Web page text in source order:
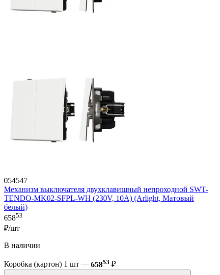
054547
Механизм выключателя двухклавишный непроходной SWT-
TENDO-MK02-SFPL-WH (230V, 10A) (Arlight, Матовый
белый)
65853
₽/шт
В наличии
Коробка (картон) 1 шт — 65853 ₽